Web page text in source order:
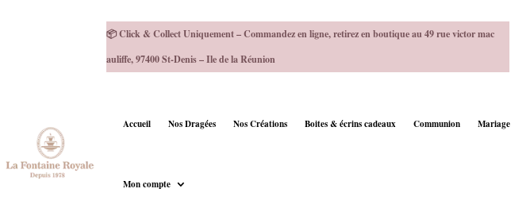
📦 Click & Collect Uniquement – Commandez en ligne, retirez en boutique au 49 rue victor mac
auliffe, 97400 St-Denis – Ile de la Réunion
Accueil Nos Dragées Nos Créations Boites & écrins cadeaux Communion Mariage
Mon compte